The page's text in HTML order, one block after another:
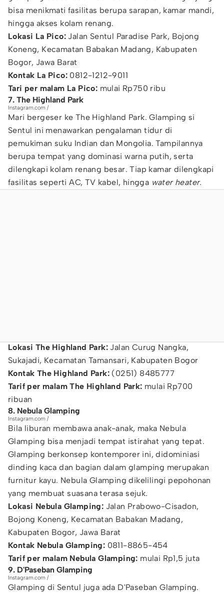
bisa menikmati fasilitas berupa sarapan, kamar mandi,
hingga akses kolam renang.
Lokasi La Pico: Jalan Sentul Paradise Park, Bojong
Koneng, Kecamatan Babakan Madang, Kabupaten
Bogor, Jawa Barat
Kontak La Pico: 0812-1212-9011
Tari per malam La Pico: mulai Rp750 ribu
7. The Highland Park
Instagram.com /
Mari bergeser ke The Highland Park. Glamping si
Sentul ini menawarkan pengalaman tidur di
pemukiman suku Indian dan Mongolia. Tampilannya
berupa tempat yang dominasi warna putih, serta
dilengkapi kolam renang besar. Tiap kamar dilengkapi
fasilitas seperti AC, TV kabel, hingga water heater.
Lokasi The Highland Park: Jalan Curug Nangka,
Sukajadi, Kecamatan Tamansari, Kabupaten Bogor
Kontak The Highland Park: (0251) 8485777
Tarif per malam The Highland Park: mulai Rp700
ribuan
8. Nebula Glamping
Instagram.com /
Bila liburan membawa anak-anak, maka Nebula
Glamping bisa menjadi tempat istirahat yang tepat.
Glamping berkonsep kontemporer ini, didominiasi
dinding kaca dan bagian dalam glamping merupakan
furnitur kayu. Nebula Glamping dikelilingi pepohonan
yang membuat suasana terasa sejuk.
Lokasi Nebula Glamping: Jalan Prabowo-Cisadon,
Bojong Koneng, Kecamatan Babakan Madang,
Kabupaten Bogor, Jawa Barat
Kontak Nebula Glamping: 0811-8865-454
Tarif per malam Nebula Glamping: mulai Rp1,5 juta
9. D'Paseban Glamping
Instagram.com /
Glamping di Sentul juga ada D'Paseban Glamping.